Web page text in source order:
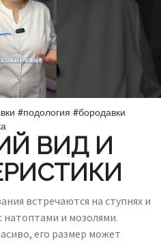
#подология #бородавки
ВИД И
встречаются на ступнях и
натоптами и мозолями.
его размер может